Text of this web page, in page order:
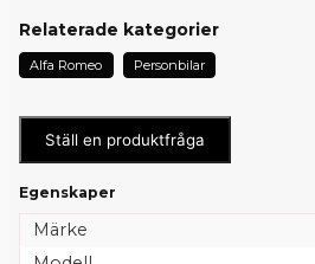
Relaterade kategorier
Alfa Romeo Personbilar
Ställ en produktfråga
Egenskaper
Märke